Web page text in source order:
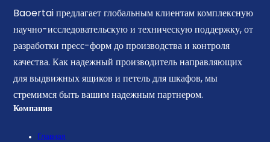
Baoertai предлагает глобальным клиентам комплексную
научно-исследовательскую и техническую поддержку, от
разработки пресс-форм до производства и контроля
качества. Как надежный производитель направляющих
для выдвижных ящиков и петель для шкафов, мы
стремимся быть вашим надежным партнером.
Компания
Главная